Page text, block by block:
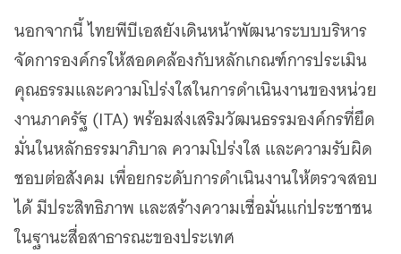
นอกจากนี้ ไทยพีบีเอสยังเดินหน้าพัฒนาระบบบริหาร
จัดการองค์กรให้สอดคล้องกับหลักเกณฑ์การประเมิน
คุณธรรมและความโปร่งใสในการดำเนินงานของหน่วย
งานภาครัฐ (ITA) พร้อมส่งเสริมวัฒนธรรมองค์กรที่ยึด
มั่นในหลักธรรมาภิบาล ความโปร่งใส และความรับผิด
ชอบต่อสังคม เพื่อยกระดับการดำเนินงานให้ตรวจสอบ
ได้ มีประสิทธิภาพ และสร้างความเชื่อมั่นแก่ประชาชน
ในฐานะสื่อสาธารณะของประเทศ